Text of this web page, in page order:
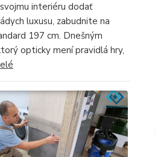
interiéru dodať
luxusu, zabudnite na
197 cm. Dnešným
opticky mení pravidlá hry,